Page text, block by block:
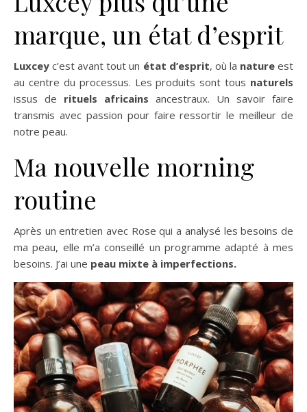
marque, un état d’esprit
Luxcey c’est avant tout un état d’esprit, où la natureest
au centre du processus. Les produits sont tous naturels
issus de rituels africains ancestraux. Un savoir faire
transmis avec passion pour faire ressortir le meilleur de
notre peau.
Ma nouvelle morning
routine
Après un entretien avec Rose qui a analysé les besoins de
ma peau, elle m’a conseillé un programme adapté à mes
besoins. J’ai une peau mixte à imperfections.